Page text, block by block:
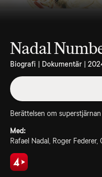
Nadal
Biografi | Dokumentär |
Berättelsen om
Med:
Rafael Nadal, Roger Federer,